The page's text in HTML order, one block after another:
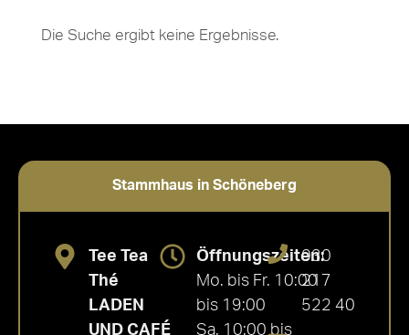
Die Suche ergibt keine Ergebnisse.
Stammhaus in Schöneberg
Tee Tea
Thé
LADEN
UND CAFÉ
Öffnungszeiten:
Mo. bis Fr. 10:00
bis 19:00
Sa. 10:00 bis
030
217
522 40